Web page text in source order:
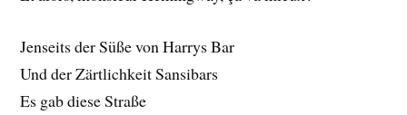
Jenseits der Süße von Harrys Bar
Und der Zärtlichkeit Sansibars
Es gab diese Straße